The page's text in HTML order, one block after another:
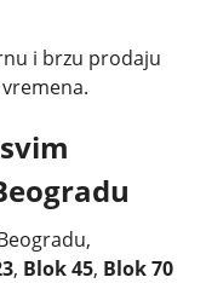
i brzu prodaju
, Blok 45, Blok 70